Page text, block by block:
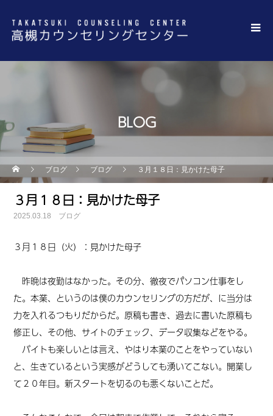
BLOG
ブログ ブログ ３月１８日：見かけた母子
３月１８日：見かけた母子
2025.03.18 ブログ
３月１８日（火）：見かけた母子
昨晩は夜勤はなかった。その分、徹夜でパソコン仕事をし
た。本業、というのは僕のカウンセリングの方だが、に当分は
力を入れるつもりだからだ。原稿も書き、過去に書いた原稿も
修正し、その他、サイトのチェック、データ収集などをやる。
バイトも楽しいとは言え、やはり本業のことをやっていない
と、生きているという実感がどうしても湧いてこない。開業し
て２０年目。新スタートを切るのも悪くないことだ。